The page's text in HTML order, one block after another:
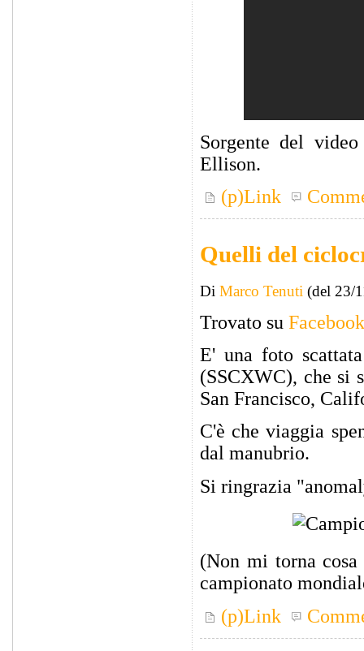
Sorgente del
Ellison.
(p)Link
Quelli del
Di Marco Tenuti (del 23/
Trovato su Facebook
E' una foto
(SSCXWC), che si
San Francisco,
C'è che viaggia
dal manubrio.
Si ringrazia
(Non mi torna
campionato
(p)Link